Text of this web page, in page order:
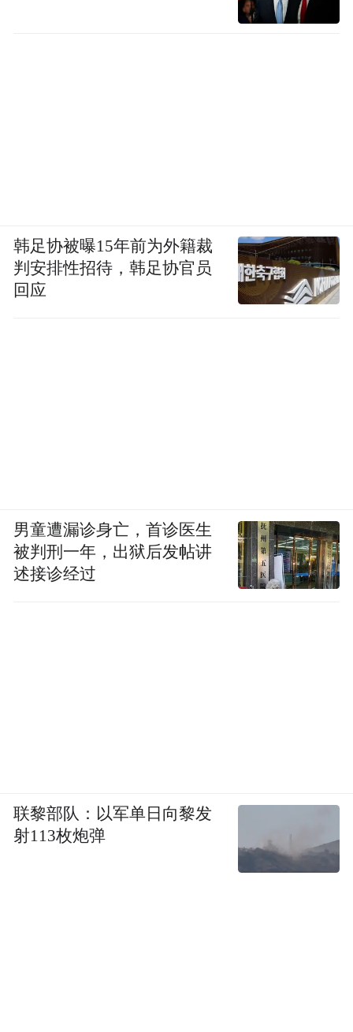
韩足协被曝15年前为外籍裁
判安排性招待，韩足协官员
回应
男童遭漏诊身亡，首诊医生
被判刑一年，出狱后发帖讲
述接诊经过
联黎部队：以军单日向黎发
射113枚炮弹